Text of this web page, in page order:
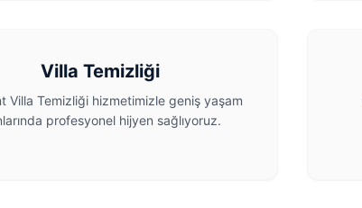
Villa Temizliği
Villa Temizliği hizmetimizle geniş yaşam
profesyonel hijyen sağlıyoruz.